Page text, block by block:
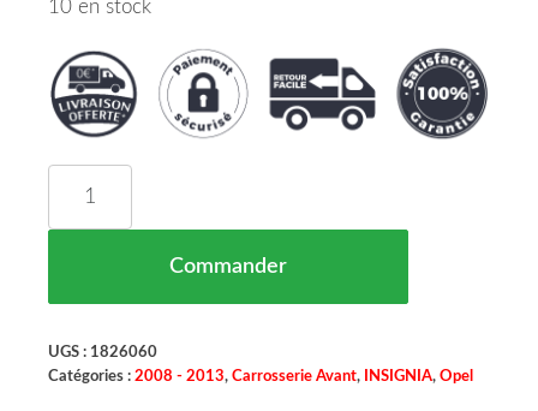
10 en stock
Commander
UGS : 1826060
Catégories : 2008 - 2013, Carrosserie Avant, INSIGNIA, Opel